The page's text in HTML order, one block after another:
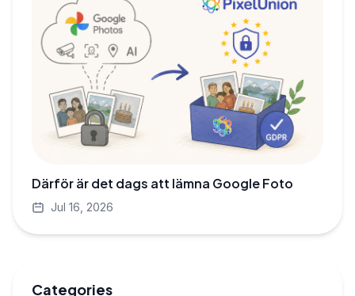
Därför är det dags att lämna Google Foto
Jul 16, 2026
Categories